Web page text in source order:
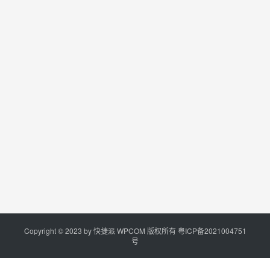
Copyright © 2023 by快捷派WPCOM 版权所有粤ICP备2021004751
号